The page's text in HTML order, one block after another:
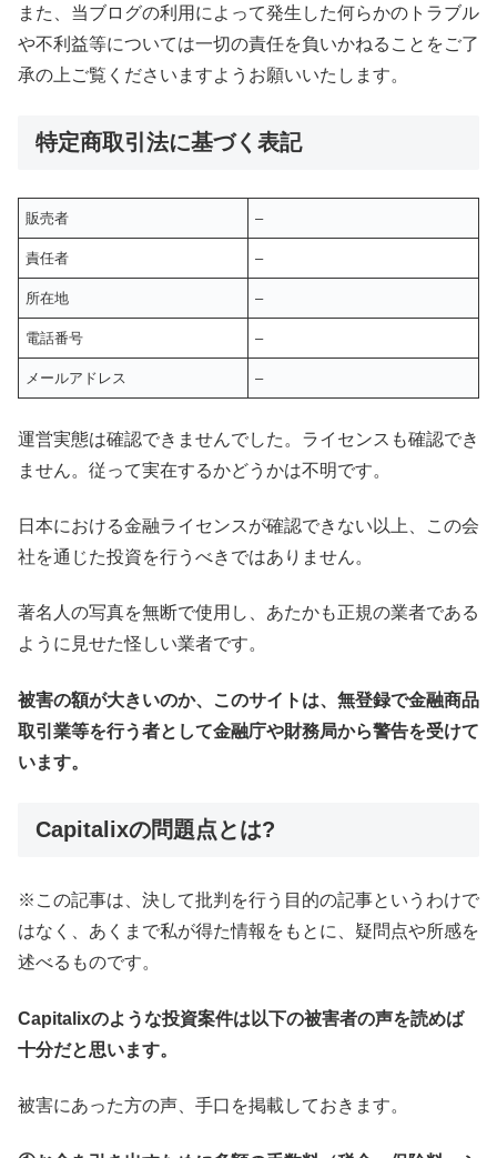
また、当ブログの利用によって発生した何らかのトラブル
や不利益等については一切の責任を負いかねることをご了
承の上ご覧くださいますようお願いいたします。
特定商取引法に基づく表記
販売者 –
責任者 –
所在地 –
電話番号 –
メールアドレス –
運営実態は確認できませんでした。ライセンスも確認でき
ません。従って実在するかどうかは不明です。
日本における金融ライセンスが確認できない以上、この会
社を通じた投資を行うべきではありません。
著名人の写真を無断で使用し、あたかも正規の業者である
ように見せた怪しい業者です。
被害の額が大きいのか、このサイトは、無登録で金融商品
取引業等を行う者として金融庁や財務局から警告を受けて
います。
Capitalixの問題点とは?
※この記事は、決して批判を行う目的の記事というわけで
はなく、あくまで私が得た情報をもとに、疑問点や所感を
述べるものです。
Capitalixのような投資案件は以下の被害者の声を読めば
十分だと思います。
被害にあった方の声、手口を掲載しておきます。